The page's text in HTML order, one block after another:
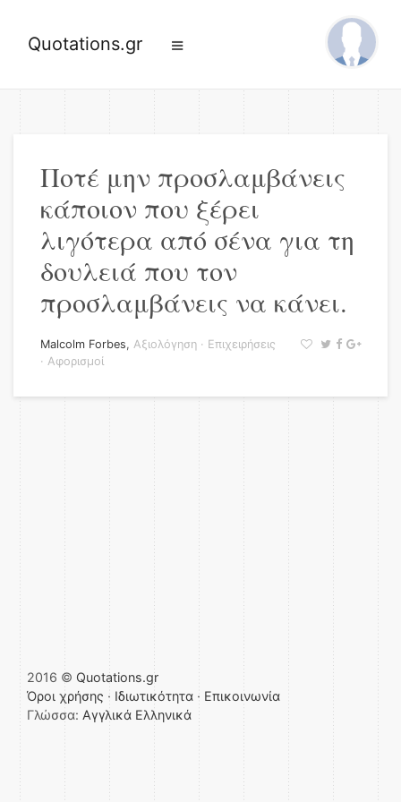
Quotations.gr
Ποτέ μην προσλαμβάνεις
κάποιον που ξέρει
λιγότερα από σένα για τη
δουλειά που τον
προσλαμβάνεις να κάνει.
Malcolm Forbes, Αξιολόγηση · Επιχειρήσεις
· Αφορισμοί
2016 © Quotations.gr
Όροι χρήσης · Ιδιωτικότητα · Επικοινωνία
Γλώσσα: Αγγλικά Ελληνικά